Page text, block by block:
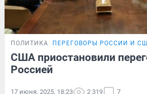
ПОЛИТИКА ПЕРЕГОВОРЫ РОССИИ И
США приостановили
Россией
17 июня, 2025, 18:23 2 319 7